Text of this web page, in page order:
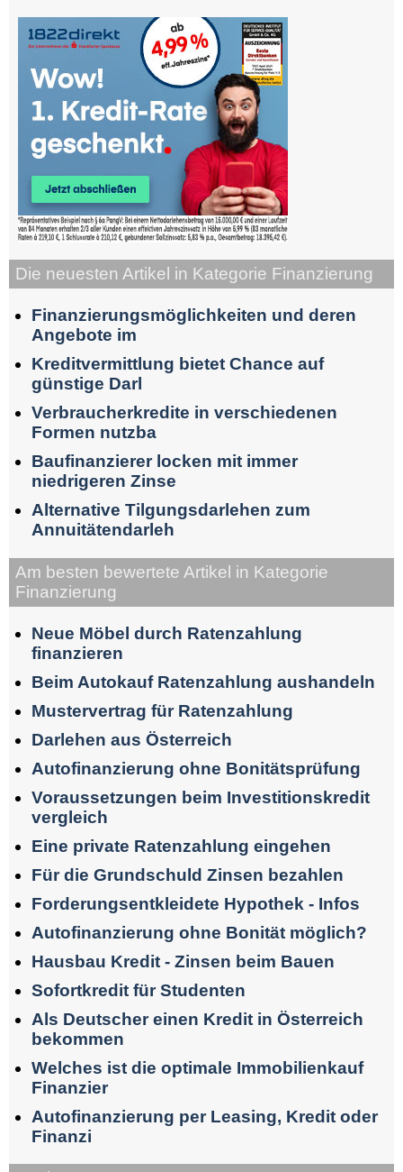
Die neuesten Artikel in Kategorie Finanzierung
Finanzierungsmöglichkeiten und deren
Angebote im
Kreditvermittlung bietet Chance auf
günstige Darl
Verbraucherkredite in verschiedenen
Formen nutzba
Baufinanzierer locken mit immer
niedrigeren Zinse
Alternative Tilgungsdarlehen zum
Annuitätendarleh
Am besten bewertete Artikel in Kategorie
Finanzierung
Neue Möbel durch Ratenzahlung
finanzieren
Beim Autokauf Ratenzahlung aushandeln
Mustervertrag für Ratenzahlung
Darlehen aus Österreich
Autofinanzierung ohne Bonitätsprüfung
Voraussetzungen beim Investitionskredit
vergleich
Eine private Ratenzahlung eingehen
Für die Grundschuld Zinsen bezahlen
Forderungsentkleidete Hypothek - Infos
Autofinanzierung ohne Bonität möglich?
Hausbau Kredit - Zinsen beim Bauen
Sofortkredit für Studenten
Als Deutscher einen Kredit in Österreich
bekommen
Welches ist die optimale Immobilienkauf
Finanzier
Autofinanzierung per Leasing, Kredit oder
Finanzi